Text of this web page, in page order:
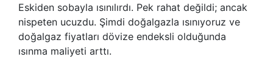
Eskiden sobayla ısınılırdı. Pek rahat değildi; ancak
nispeten ucuzdu. Şimdi doğalgazla ısınıyoruz ve
doğalgaz fiyatları dövize endeksli olduğunda
ısınma maliyeti arttı.